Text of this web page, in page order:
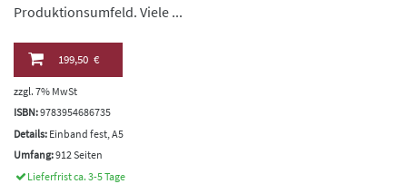
Produktionsumfeld. Viele ...
199,50 €
zzgl. 7% MwSt
ISBN:9783954686735
Details: Einband fest, A5
Umfang:912 Seiten
Lieferfrist ca. 3-5 Tage